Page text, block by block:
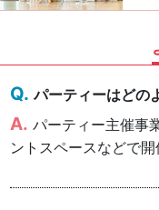
パーティーはどの
パーティー主催事
ントスペースなどで開